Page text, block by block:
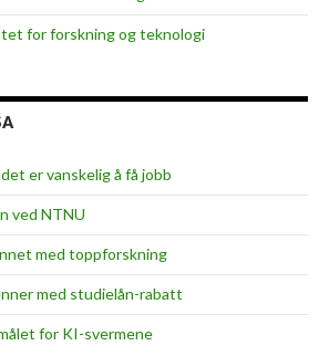
for forskning og teknologi
er vanskelig å få jobb
ved NTNU
med toppforskning
med studielån-rabatt
for KI-svermene